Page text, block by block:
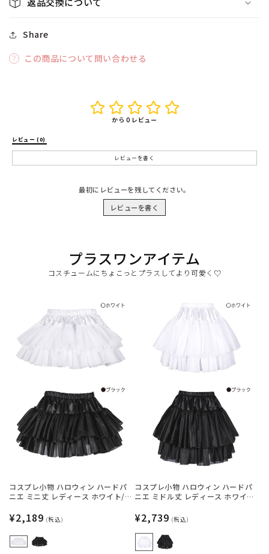
Share
この商品について問い合わせる
から 0 レビュー
レビュー (0)
レビューを書く
最初にレビューを残してください。
レビューを書く
プラスワンアイテム
コスチュームにちょこっとプラスしてより可愛く♡
コスプレ小物 ハロウィン ハードパ
ニエ ミニ丈 レディース ホワイト/
トーン】
通
常
価
¥2,189 (税込)
コスプレ小物 ハロウィン ハードパ
ニエ ミドル丈 レディース ホワイ
ストーン】
通
常
価
¥2,739 (税込)